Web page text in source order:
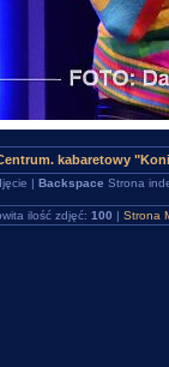
kabaretowy
| Backspace Strona
ilość zdjęć: 100 | Strona